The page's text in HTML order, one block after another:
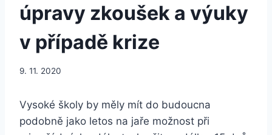
úpravy zkoušek a výuky
v případě krize
9. 11. 2020
Vysoké školy by měly mít do budoucna
podobně jako letos na jaře možnost při